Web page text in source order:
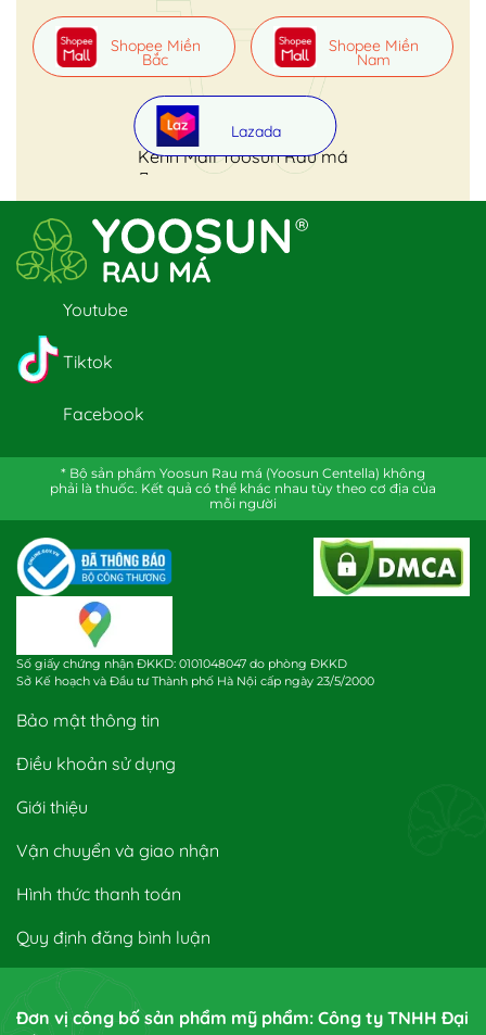
Kênh Mall Yoosun Rau má
Shopee Miền
Bắc
Shopee Miền
Nam
Lazada
Youtube
Tiktok
Facebook
* Bộ sản phẩm Yoosun Rau má (Yoosun Centella) không
phải là thuốc. Kết quả có thể khác nhau tùy theo cơ địa của
mỗi người
Số giấy chứng nhận ĐKKD: 0101048047 do phòng ĐKKD
Sở Kế hoạch và Đầu tư Thành phố Hà Nội cấp ngày 23/5/2000
Bảo mật thông tin
Điều khoản sử dụng
Giới thiệu
Vận chuyển và giao nhận
Hình thức thanh toán
Quy định đăng bình luận
Đơn vị công bố sản phẩm mỹ phẩm: Công ty TNHH Đại